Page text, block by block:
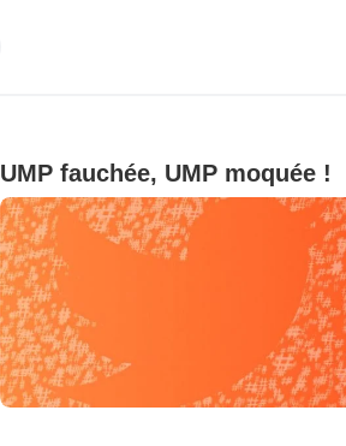
UMP fauchée, UMP moquée !